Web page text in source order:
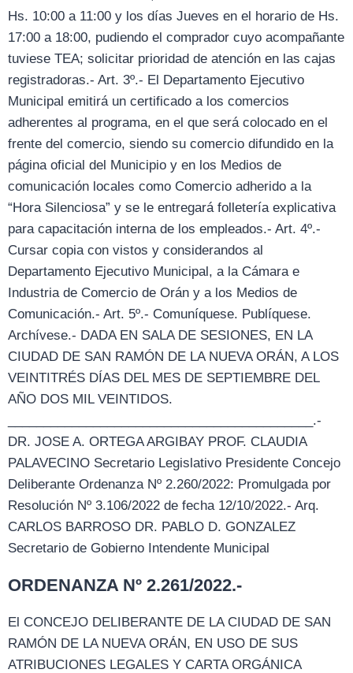
Hs. 10:00 a 11:00 y los días Jueves en el horario de Hs.
17:00 a 18:00, pudiendo el comprador cuyo acompañante
tuviese TEA; solicitar prioridad de atención en las cajas
registradoras.- Art. 3º.- El Departamento Ejecutivo
Municipal emitirá un certificado a los comercios
adherentes al programa, en el que será colocado en el
frente del comercio, siendo su comercio difundido en la
página oficial del Municipio y en los Medios de
comunicación locales como Comercio adherido a la
“Hora Silenciosa” y se le entregará folletería explicativa
para capacitación interna de los empleados.- Art. 4º.-
Cursar copia con vistos y considerandos al
Departamento Ejecutivo Municipal, a la Cámara e
Industria de Comercio de Orán y a los Medios de
Comunicación.- Art. 5º.- Comuníquese. Publíquese.
Archívese.- DADA EN SALA DE SESIONES, EN LA
CIUDAD DE SAN RAMÓN DE LA NUEVA ORÁN, A LOS
VEINTITRÉS DÍAS DEL MES DE SEPTIEMBRE DEL
AÑO DOS MIL VEINTIDOS.
___________________________________________.-
DR. JOSE A. ORTEGA ARGIBAY PROF. CLAUDIA
PALAVECINO Secretario Legislativo Presidente Concejo
Deliberante Ordenanza Nº 2.260/2022: Promulgada por
Resolución Nº 3.106/2022 de fecha 12/10/2022.- Arq.
CARLOS BARROSO DR. PABLO D. GONZALEZ
Secretario de Gobierno Intendente Municipal
ORDENANZA Nº 2.261/2022.-
El CONCEJO DELIBERANTE DE LA CIUDAD DE SAN
RAMÓN DE LA NUEVA ORÁN, EN USO DE SUS
ATRIBUCIONES LEGALES Y CARTA ORGÁNICA